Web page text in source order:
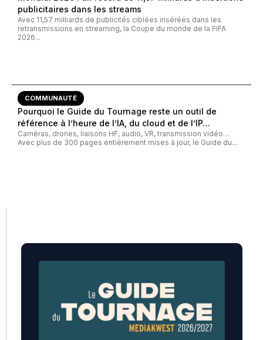
publicitaires dans les streams
Avec 11,57 milliards de publicités ciblées insérées dans les
retransmissions en streaming, la Coupe du monde de la FIFA
2026...
COMMUNAUTÉ
Pourquoi le Guide du Tournage reste un outil de
référence à l’heure de l’IA, du cloud et de l’IP…
Caméras, drones, liaisons HF, audio, VR, transmission vidéo…
Avec plus de 300 pages entièrement mises à jour, le Guide du...